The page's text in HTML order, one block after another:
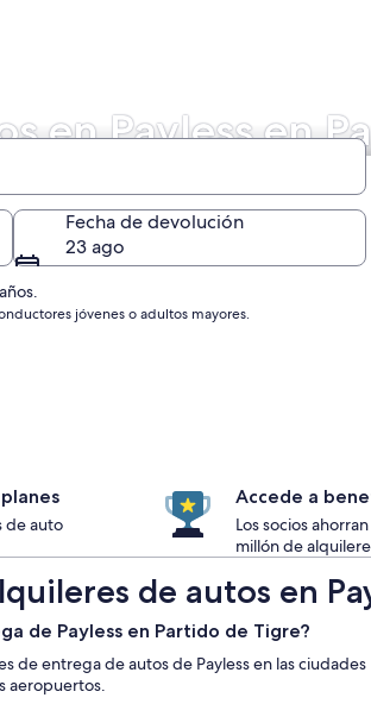
en Payless en
Fecha de devolución
23 ago
jóvenes o adultos mayores.
de auto
Accede a
Los socios
millón de
de autos en
de Payless en Partido de Tigre?
de entrega de autos de Payless en las ciudades
aeropuertos.